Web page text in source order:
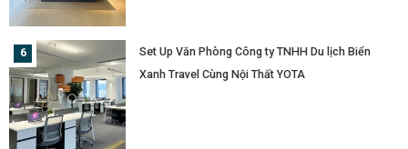
Set Up Văn Phòng Công ty TNHH Du lịch Biển
Xanh Travel Cùng Nội Thất YOTA